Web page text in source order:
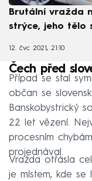
Brutální vražda
strýce, jeho tělo
12. čvc 2021, 21:10
Čech před
Případ se stal
občan se
Banskobystrický
22 let vězení.
procesním
projednával.
Vražda otřásla
je místem, kde se